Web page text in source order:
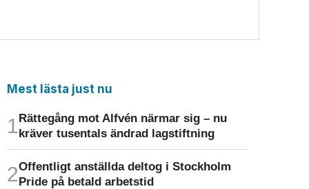
Mest lästa just nu
Rättegång mot Alfvén närmar sig – nu
kräver tusentals ändrad lagstiftning
Offentligt anställda deltog i Stockholm
Pride på betald arbetstid